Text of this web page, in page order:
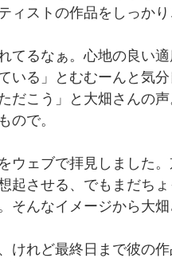
ィストの作品をしっか
てるなぁ。心地の良い
る」とむむーんと気分
だこう」と大畑さんの
ので。
ウェブで拝見しました
起させる、でもまだち
そんなイメージから大
けれど最終日まで彼の